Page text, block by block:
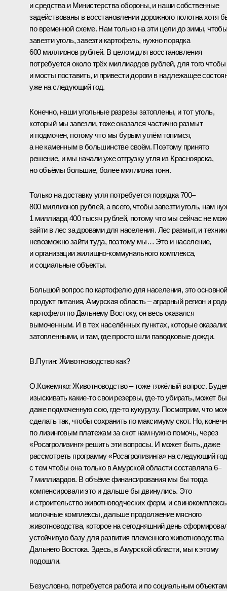
и средства и Министерства обороны, и наши собственные
задействованы в восстановлении дорожного полотна хотя
по временной схеме. Нам только на эти цели до зимы,
завезти уголь, завезти картофель, нужно порядка
600 миллионов рублей. В целом для восстановления
потребуется около трёх миллиардов рублей, для того чтобы
и мосты поставить, и привести дороги в надлежащее
уже на следующий год.
Конечно, наши угольные разрезы затоплены, и тот уголь,
который мы завезли, тоже оказался частично размыт
и подмочен, потому что мы бурым углём топимся,
а не каменным в большинстве своём. Поэтому принято
решение, и мы начали уже отгрузку угля из Красноярска,
но объёмы большие, более миллиона тонн.
Только на доставку угля потребуется порядка 700–
800 миллионов рублей, а всего, чтобы завезти уголь, нам
1 миллиард 400 тысяч рублей, потому что мы сейчас не
зайти в лес за дровами для населения. Лес размыт, и
невозможно зайти туда, поэтому мы… Это и население,
и организации жилищно-коммунального комплекса,
и социальные объекты.
Большой вопрос по картофелю для населения, это основной
продукт питания, Амурская область – аграрный регион и
картофеля по Дальнему Востоку, он весь оказался
вымоченным. И в тех населённых пунктах, которые
затопленными, и там, где просто шли паводковые дожди.
В.Путин: Животноводство как?
О.Кожемяко: Животноводство – тоже тяжёлый вопрос.
изыскивать какие‑то свои резервы, где‑то убирать, может
даже подмоченную сою, где‑то кукурузу. Посмотрим, что
сделать так, чтобы сохранить по максимуму скот. Но,
по лизинговым платежам за скот нам нужно помочь, через
«Росагролизинг» решить эти вопросы. И может быть, даже
рассмотреть программу «Росагролизинга» на следующий
с тем чтобы она только в Амурской области составляла 6–
7 миллиардов. В объёме финансирования мы бы тогда
компенсировали это и дальше бы двинулись. Это
и строительство животноводческих ферм, и
молочные комплексы, дальше продолжение мясного
животноводства, которое на сегодняшний день
устойчивую базу для развития племенного животноводства
Дальнего Востока. Здесь, в Амурской области, мы к этому
подошли.
Безусловно, потребуется работа и по социальным